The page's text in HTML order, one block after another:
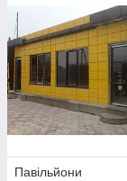
Павільйони